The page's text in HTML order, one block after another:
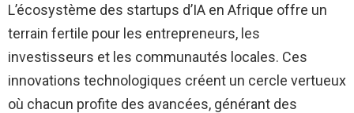
L’écosystème des startups d’IA en Afrique offre un
terrain fertile pour les entrepreneurs, les
investisseurs et les communautés locales. Ces
innovations technologiques créent un cercle vertueux
où chacun profite des avancées, générant des